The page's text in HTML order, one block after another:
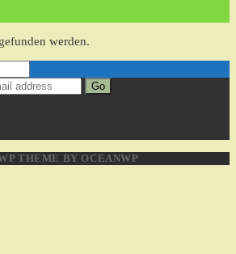
werden.
Go
THEME BY OCEANWP